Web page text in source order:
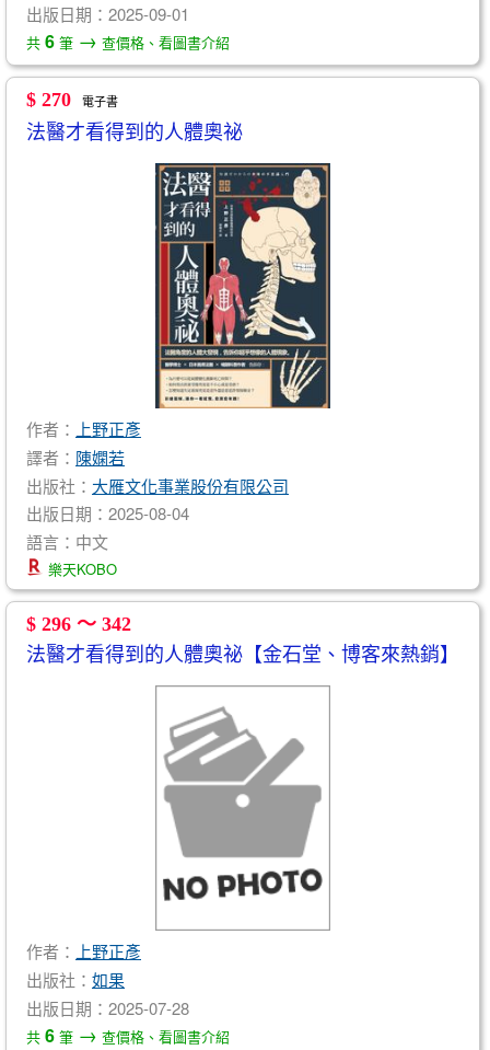
出版日期：2025-09-01
共 6 筆 → 查價格、看圖書介紹
$ 270 電子書
法醫才看得到的人體奧祕
作者： 上野正彥
譯者： 陳嫻若
出版社： 大雁文化事業股份有限公司
出版日期：2025-08-04
語言：中文
樂天KOBO
$ 296 ～ 342
法醫才看得到的人體奧祕【金石堂、博客來熱銷】
作者： 上野正彥
出版社： 如果
出版日期：2025-07-28
共 6 筆 → 查價格、看圖書介紹